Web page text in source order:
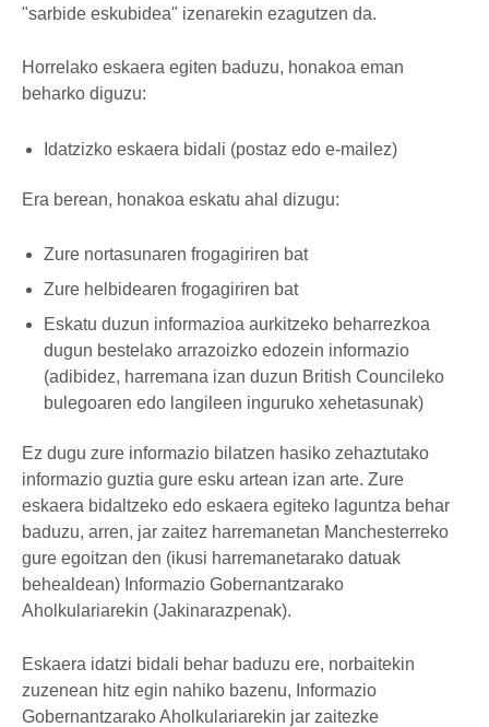
"sarbide eskubidea" izenarekin ezagutzen da.
Horrelako eskaera egiten baduzu, honakoa eman
beharko diguzu:
Idatzizko eskaera bidali (postaz edo e-mailez)
Era berean, honakoa eskatu ahal dizugu:
Zure nortasunaren frogagiriren bat
Zure helbidearen frogagiriren bat
Eskatu duzun informazioa aurkitzeko beharrezkoa
dugun bestelako arrazoizko edozein informazio
(adibidez, harremana izan duzun British Councileko
bulegoaren edo langileen inguruko xehetasunak)
Ez dugu zure informazio bilatzen hasiko zehaztutako
informazio guztia gure esku artean izan arte. Zure
eskaera bidaltzeko edo eskaera egiteko laguntza behar
baduzu, arren, jar zaitez harremanetan Manchesterreko
gure egoitzan den (ikusi harremanetarako datuak
behealdean) Informazio Gobernantzarako
Aholkulariarekin (Jakinarazpenak).
Eskaera idatzi bidali behar baduzu ere, norbaitekin
zuzenean hitz egin nahiko bazenu, Informazio
Gobernantzarako Aholkulariarekin jar zaitezke